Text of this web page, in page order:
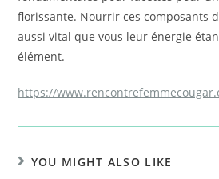
florissante. Nourrir ces composants
aussi vital que vous leur énergie
élément.
https://
YOU MIGHT ALSO LIKE